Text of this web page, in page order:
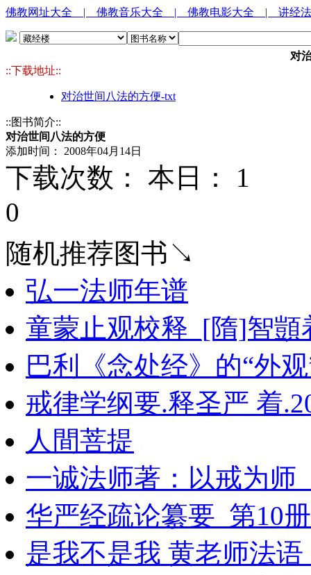
佛教网址大全 | 佛教音乐大全 | 佛教电影大全 | 讲经
对
::下载地址::
对治世间八法的方便-txt
::图书简介::
对治世间八法的方便
添加时间： 2008年04月14日
下载次数： 本日： 1
0
随机推荐图书↘
弘一法师年谱
童蒙止观校释_[隋]智顗
巴利《念处经》的“外
戒律学纲要.释圣严 着
人間菩提
一诚法师著：以戒为师
华严经疏论纂要_第10
是我不是我 黄老师法语